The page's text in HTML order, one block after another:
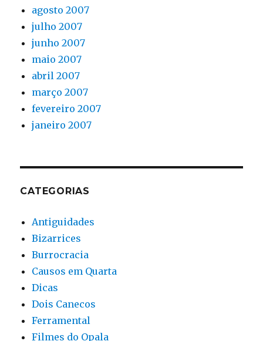
agosto 2007
julho 2007
junho 2007
maio 2007
abril 2007
março 2007
fevereiro 2007
janeiro 2007
CATEGORIAS
Antiguidades
Bizarrices
Burrocracia
Causos em Quarta
Dicas
Dois Canecos
Ferramental
Filmes do Opala